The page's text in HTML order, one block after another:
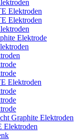
Elektroden
Elektroden
Elektrode
Elektroden
Graphite Elektroden
Elektroden